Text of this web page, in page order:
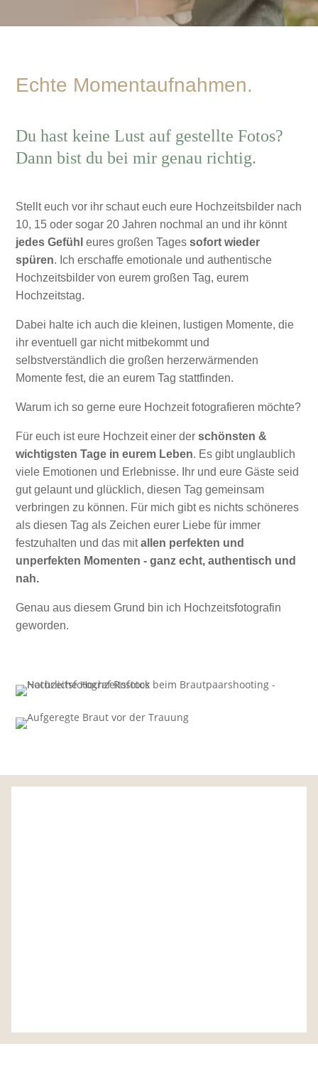
Echte Momentaufnahmen.
Du hast keine Lust auf gestellte Fotos?
Dann bist du bei mir genau richtig.
Stellt euch vor ihr schaut euch eure Hochzeitsbilder nach
10, 15 oder sogar 20 Jahren nochmal an und ihr könnt
jedes Gefühl eures großen Tagessofort wieder
spüren. Ich erschaffe emotionale und authentische
Hochzeitsbilder von eurem großen Tag, eurem
Hochzeitstag.
Dabei halte ich auch die kleinen, lustigen Momente, die
ihr eventuell gar nicht mitbekommt und
selbstverständlich die großen herzerwärmenden
Momente fest, die an eurem Tag stattfinden.
Warum ich so gerne eure Hochzeit fotografieren möchte?
Für euch ist eure Hochzeit einer derschönsten &
wichtigsten Tage in eurem Leben. Es gibt unglaublich
viele Emotionen und Erlebnisse. Ihr und eure Gäste seid
gut gelaunt und glücklich, diesen Tag gemeinsam
verbringen zu können. Für mich gibt es nichts schöneres
als diesen Tag als Zeichen eurer Liebe für immer
festzuhalten und das mitallen perfekten und
unperfekten Momenten - ganz echt, authentisch und
nah.
Genau aus diesem Grund bin ich Hochzeitsfotografin
geworden.